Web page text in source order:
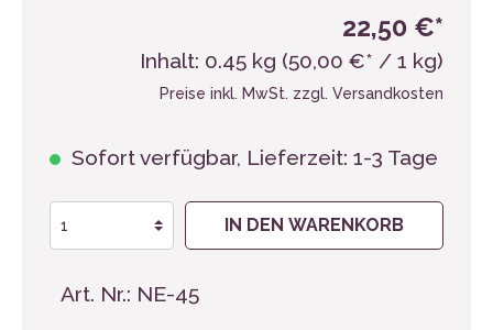
22,50 €*
Inhalt: 0.45 kg (50,00 €* / 1 kg)
Preise inkl. MwSt. zzgl. Versandkosten
Sofort verfügbar, Lieferzeit: 1-3 Tage
IN DEN WARENKORB
Art. Nr.: NE-45